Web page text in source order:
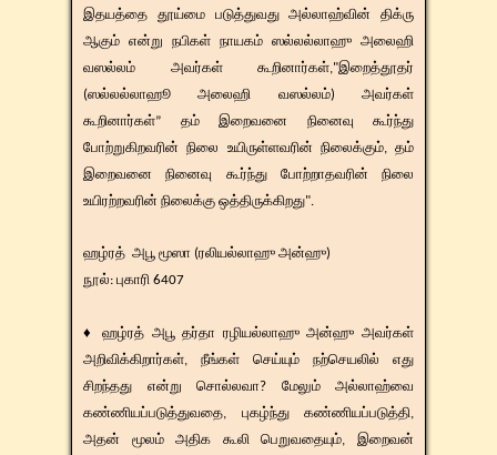
இதயத்தை தூய்மை படுத்துவது அல்லாஹ்வின் திக்ரு
ஆகும் என்று நபிகள் நாயகம் ஸல்லல்லாஹு அலைஹி
வஸல்லம் அவர்கள் கூறினார்கள்,"இறைத்தூதர்
(ஸல்லல்லாஹூ அலைஹி வஸல்லம்) அவர்கள்
கூறினார்கள்” தம் இறைவனை நினைவு கூர்ந்து
போற்றுகிறவரின் நிலை உயிருள்ளவரின் நிலைக்கும், தம்
இறைவனை நினைவு கூர்ந்து போற்றாதவரின் நிலை
உயிரற்றவரின் நிலைக்கு ஒத்திருக்கிறது".
ஹழ்ரத் ​​ அபூ மூஸா (ரலியல்லாஹு அன்ஹு)
​நூல்: புகாரி 6407
♦ ஹழ்ரத் அபூ தர்தா ரழியல்லாஹு அன்ஹு அவர்கள்
அறிவிக்கிறார்கள், நீங்கள் செய்யும் நற்செயலில் எது
சிறந்தது என்று சொல்லவா? மேலும் அல்லாஹ்வை
கண்ணியப்படுத்துவதை, புகழ்ந்து கண்ணியப்படுத்தி,
அதன் மூலம் அதிக கூலி பெறுவதையும், இறைவன்